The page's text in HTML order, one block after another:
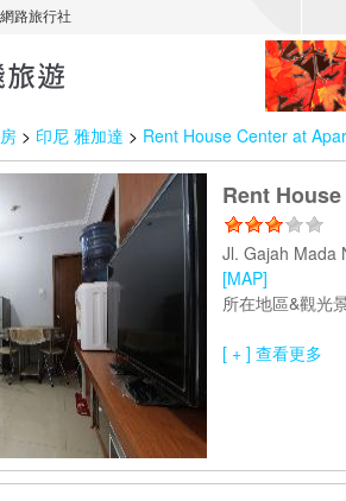
> 印尼 雅加達 > Rent House Center at
Rent
Jl. Gajah Mada
[MAP]
所在地區&觀光
[ + ] 查看更多